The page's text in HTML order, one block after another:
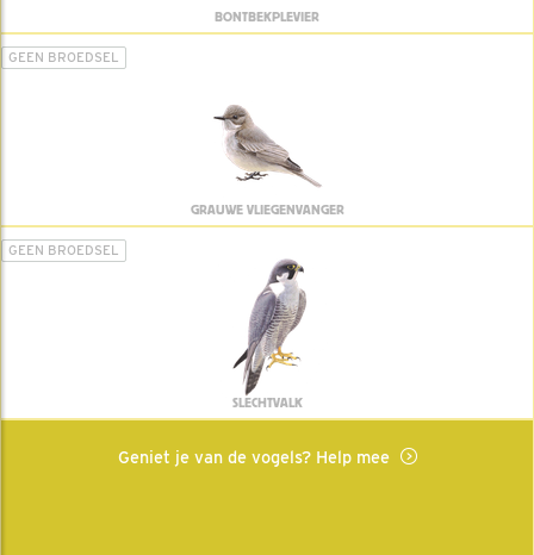
BONTBEKPLEVIER
GEEN BROEDSEL
GRAUWE VLIEGENVANGER
GEEN BROEDSEL
SLECHTVALK
Geniet je van de vogels? Help mee